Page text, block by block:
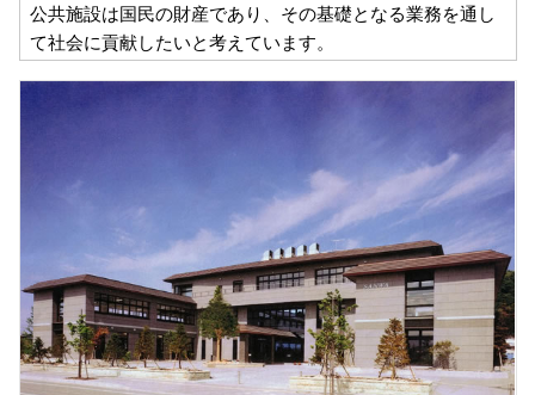
公共施設は国民の財産であり、その基礎となる業務を通し
て社会に貢献したいと考えています。